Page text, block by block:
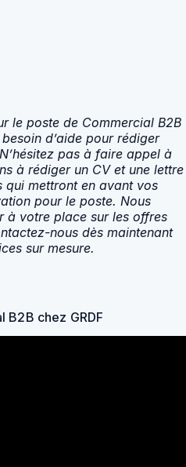
le poste de Commercial B2B
d’aide pour rédiger
pas à faire appel à
à rédiger un CV et une lettre
qui mettront en avant vos
pour le poste. Nous
à votre place sur les offres
nous dès maintenant
sur mesure.
chez GRDF